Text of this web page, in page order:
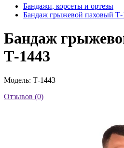
Бандажи, корсеты и ортезы
Бандаж грыжевой паховый Т-
Бандаж
Т-1443
Модель: Т-1443
Отзывов (0)